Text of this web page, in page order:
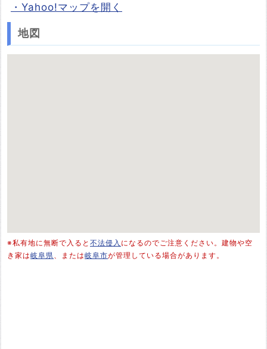
・Yahoo!マップを開く
地図
※私有地に無断で入ると 不法侵入 になるのでご注意ください。建物や空
き家は岐阜県 、または岐阜市が管理している場合があります。